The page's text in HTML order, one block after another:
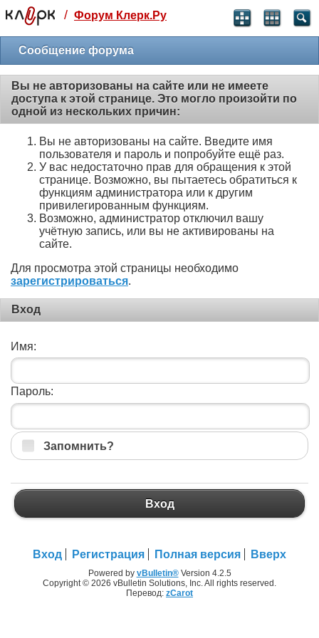
Святые угодники, Клерк без рекламы
прекрасен:)
месяц
₽
3 месяца
259 ₽
полгода
Оплатить
/ Форум Клерк.Ру
Сообщение форума
Вы не авторизованы на сайте или не имеете
доступа к этой странице. Это могло произойти по
одной из нескольких причин:
Вы не авторизованы на сайте. Введите имя
пользователя и пароль и попробуйте ещё раз.
У вас недостаточно прав для обращения к этой
странице. Возможно, вы пытаетесь обратиться к
функциям администратора или к другим
привилегированным функциям.
Возможно, администратор отключил вашу
учётную запись, или вы не активированы на
сайте.
Для просмотра этой страницы необходимо
зарегистрироваться.
Вход
Имя:
Пароль:
Запомнить?
Вход
Вход Регистрация Полная версия Вверх
Powered by vBulletin®Version 4.2.5
Copyright © 2026 vBulletin Solutions, Inc. All rights reserved.
Перевод: zCarot